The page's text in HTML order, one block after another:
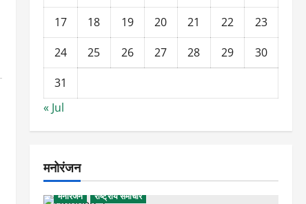
17
18 19 20 21 22
23
24
25 26 27 28 29
30
31
« Jul
मनोरंजन
मनोरंजन राष्ट्रीय समाचार